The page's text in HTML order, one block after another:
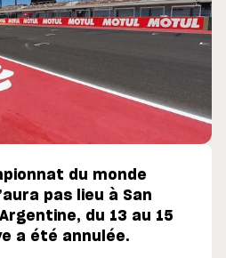
du monde
pas lieu à San
du 13 au 15
a été annulée.